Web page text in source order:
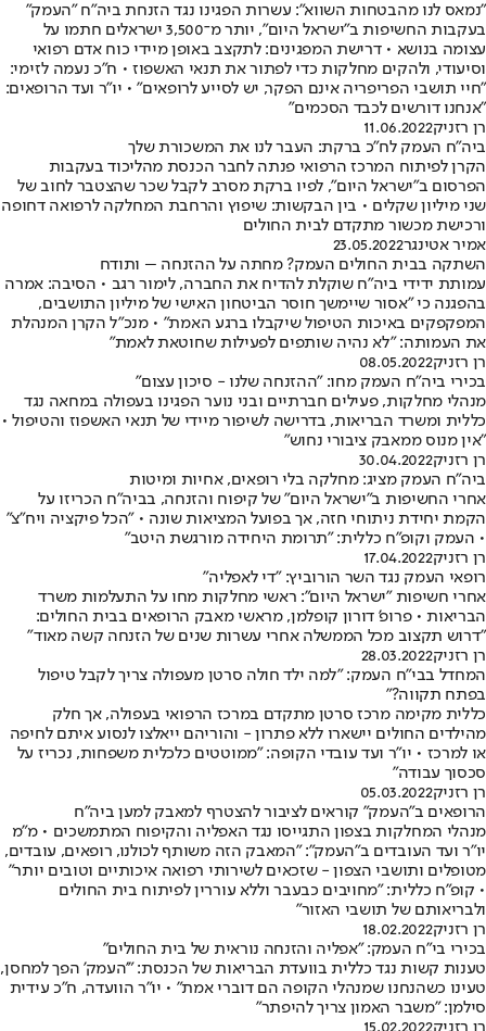
"נמאס לנו מהבטחות השווא": עשרות הפגינו נגד הזנחת ביה"ח "העמק"
בעקבות החשיפות ב"ישראל היום", יותר מ־3,500 ישראלים חתמו על
עצומה בנושא • דרישת המפגינים: לתקצב באופן מיידי כוח אדם רפואי
וסיעודי, ולהקים מחלקות כדי לפתור את תנאי האשפוז • ח"כ נעמה לזימי:
"חיי תושבי הפריפריה אינם הפקר, יש לסייע לרופאים" • יו"ר ועד הרופאים:
"אנחנו דורשים לכבד הסכמים"
רן רזניק11.06.2022
ביה"ח העמק לח"כ ברקת: העבר לנו את המשכורת שלך
הקרן לפיתוח המרכז הרפואי פנתה לחבר הכנסת מהליכוד בעקבות
הפרסום ב"ישראל היום", לפיו ברקת מסרב לקבל שכר שהצטבר לחוב של
שני מיליון שקלים • בין הבקשות: שיפוץ והרחבת המחלקה לרפואה דחופה
ורכישת מכשור מתקדם לבית החולים
אמיר אטינגר23.05.2022
השתקה בבית החולים העמק? מחתה על ההזנחה – ותודח
עמותת ידידי ביה"ח שוקלת להדיח את החברה, לימור רגב • הסיבה: אמרה
בהפגנה כי "אסור שיימשך חוסר הביטחון האישי של מיליון התושבים,
המפקפקים באיכות הטיפול שיקבלו ברגע האמת" • מנכ"ל הקרן המנהלת
את העמותה: "לא נהיה שותפים לפעילות שחוטאת לאמת"
רן רזניק08.05.2022
בכירי ביה"ח העמק מחו: "ההזנחה שלנו - סיכון עצום"
מנהלי מחלקות, פעילים חברתיים ובני נוער הפגינו בעפולה במחאה נגד
כללית ומשרד הבריאות, בדרישה לשיפור מיידי של תנאי האשפוז והטיפול •
"אין מנוס ממאבק ציבורי נחוש"
רן רזניק30.04.2022
ביה"ח העמק מציג: מחלקה בלי רופאים, אחיות ומיטות
אחרי החשיפות ב"ישראל היום" של קיפוח והזנחה, בביה"ח הכריזו על
הקמת יחידת ניתוחי חזה, אך בפועל המציאות שונה • "הכל פיקציה ויח"צ"
• העמק וקופ"ח כללית: "תרומת היחידה מורגשת היטב"
רן רזניק17.04.2022
רופאי העמק נגד השר הורוביץ: "די לאפליה"
אחרי חשיפות "ישראל היום": ראשי מחלקות מחו על התעלמות משרד
הבריאות • פרופ' דורון קופלמן, מראשי מאבק הרופאים בבית החולים:
"דרוש תקצוב מכל הממשלה אחרי עשרות שנים של הזנחה קשה מאוד"
רן רזניק28.03.2022
המחדל בבי"ח העמק: "למה ילד חולה סרטן מעפולה צריך לקבל טיפול
בפתח תקווה?"
כללית מקימה מרכז סרטן מתקדם במרכז הרפואי בעפולה, אך חלק
מהילדים החולים יישארו ללא פתרון - והוריהם ייאלצו לנסוע איתם לחיפה
או למרכז • יו"ר ועד עובדי הקופה: "ממוטטים כלכלית משפחות, נכריז על
סכסוך עבודה"
רן רזניק05.03.2022
הרופאים ב"העמק" קוראים לציבור להצטרף למאבק למען ביה"ח
מנהלי המחלקות בצפון התגייסו נגד האפליה והקיפוח המתמשכים • מ"מ
יו"ר ועד העובדים ב"העמק": "המאבק הזה משותף לכולנו, רופאים, עובדים,
מטופלים ותושבי הצפון - שזכאים לשירותי רפואה איכותיים וטובים יותר"
• קופ"ח כללית: "מחויבים כבעבר וללא עוררין לפיתוח בית החולים
ולבריאותם של תושבי האזור"
רן רזניק18.02.2022
בכירי בי"ח העמק: "אפליה והזנחה נוראית של בית החולים"
טענות קשות נגד כללית בוועדת הבריאות של הכנסת: "'העמק' הפך למחסן,
טעינו כשהנחנו שמנהלי הקופה הם דוברי אמת" • יו"ר הוועדה, ח"כ עידית
סילמן: "משבר האמון צריך להיפתר"